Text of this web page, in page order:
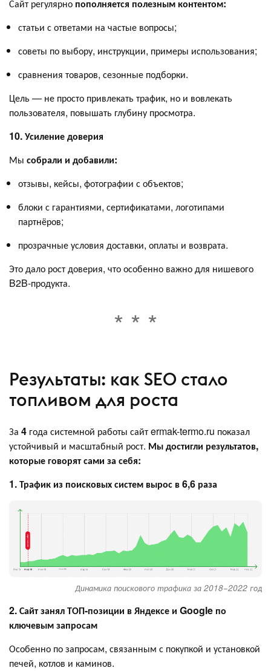
Сайт регулярно пополняется полезным контентом:
статьи с ответами на частые вопросы;
советы по выбору, инструкции, примеры использования;
сравнения товаров, сезонные подборки.
Цель — не просто привлекать трафик, но и вовлекать
пользователя, повышать глубину просмотра.
10. Усиление доверия
Мы собрали и добавили:
отзывы, кейсы, фотографии с объектов;
блоки с гарантиями, сертификатами, логотипами
партнёров;
прозрачные условия доставки, оплаты и возврата.
Это дало рост доверия, что особенно важно для нишевого
B2B-продукта.
Результаты: как SEO стало
топливом для роста
За 4 года системной работы сайт ermak-termo.ru показал
устойчивый и масштабный рост. Мы достигли результатов,
которые говорят сами за себя:
1. Трафик из поисковых систем вырос в 6,6 раза
Динамика поискового трафика за 2018−2022 год
2. Сайт занял ТОП-позиции в Яндексе и Google по
ключевым запросам
Особенно по запросам, связанным с покупкой и установкой
печей, котлов и каминов.